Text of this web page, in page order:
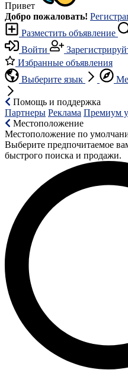
Привет
Добро пожаловать!
Разместить объявление
Войти
Избранные объявления
Выберите язык
Помощь и поддержка
Партнеры Реклама Премиум
Местоположение
Местоположение по
Выберите предпочитаемое
быстрого поиска и продажи.